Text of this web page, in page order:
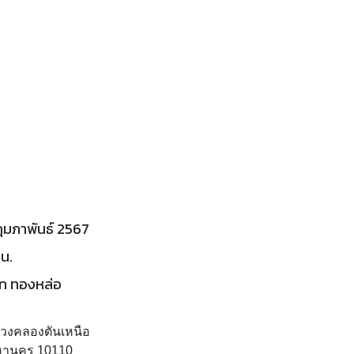
ภาพันธ์ 2567
.
ทองหล่อ
งคลองตันเหนือ
นคร 10110